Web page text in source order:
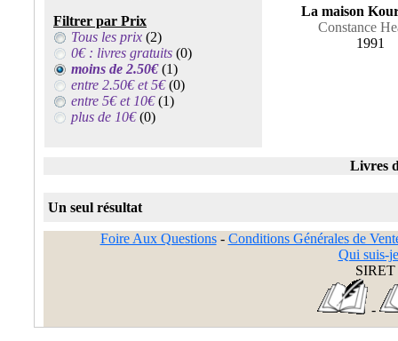
Filtrer par Prix
Tous les prix (2)
0€ : livres gratuits (0)
moins de 2.50€ (1)
entre 2.50€ et 5€(0)
entre 5€ et 10€(1)
plus de 10€(0)
La maison
Constance
1991
Livres
Un seul résultat
Foire Aux Questions- Conditions Générales de
Qui suis-
SIRET
-